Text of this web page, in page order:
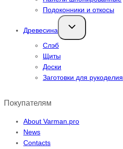
Подоконники и откосы
Древесина
Переключить
дочернее
Слэб
Щиты
Доски
Заготовки для рукоделия
Покупателям
About Varman.pro
News
Contacts